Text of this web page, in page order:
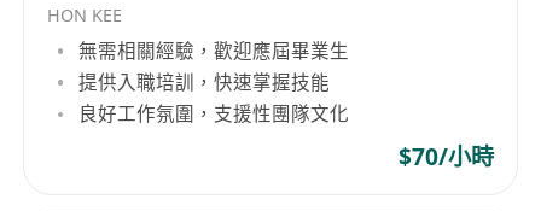
HON KEE
無需相關經驗，歡迎應屆畢業生
提供入職培訓，快速掌握技能
良好工作氛圍，支援性團隊文化
$70/小時